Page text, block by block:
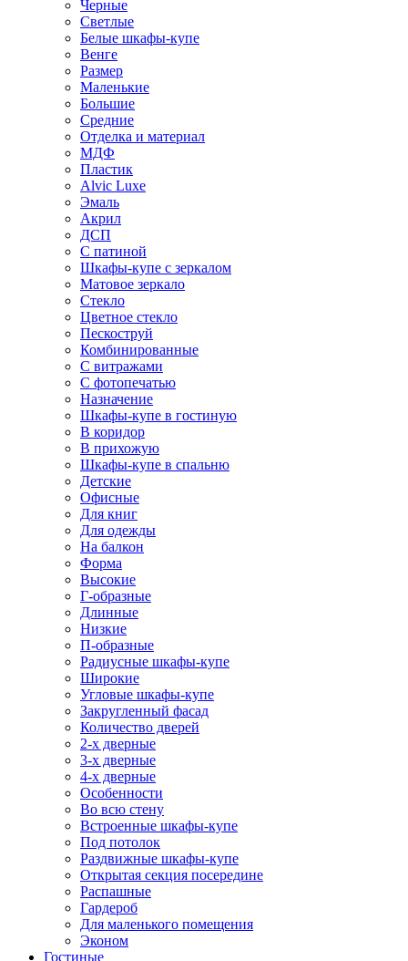
Черные
Светлые
Белые шкафы-купе
Венге
Размер
Маленькие
Большие
Средние
Отделка и материал
МДФ
Пластик
Alvic Luxe
Эмаль
Акрил
ДСП
С патиной
Шкафы-купе с зеркалом
Матовое зеркало
Стекло
Цветное стекло
Пескоструй
Комбинированные
С витражами
С фотопечатью
Назначение
Шкафы-купе в гостиную
В коридор
В прихожую
Шкафы-купе в спальню
Детские
Офисные
Для книг
Для одежды
На балкон
Форма
Высокие
Г-образные
Длинные
Низкие
П-образные
Радиусные шкафы-купе
Широкие
Угловые шкафы-купе
Закругленный фасад
Количество дверей
2-х дверные
3-х дверные
4-х дверные
Особенности
Во всю стену
Встроенные шкафы-купе
Под потолок
Раздвижные шкафы-купе
Открытая секция посередине
Распашные
Гардероб
Для маленького помещения
Эконом
Гостиные